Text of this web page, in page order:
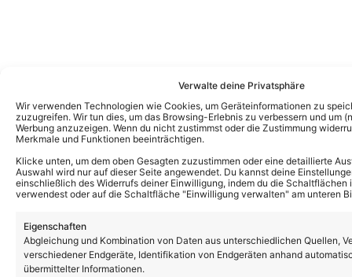
Verwalte deine Privatsphäre
Wir verwenden Technologien wie Cookies, um Geräteinformationen zu
zuzugreifen. Wir tun dies, um das Browsing-Erlebnis zu verbessern und um
Werbung anzuzeigen. Wenn du nicht zustimmst oder die Zustimmung
Merkmale und Funktionen beeinträchtigen.
Klicke unten, um dem oben Gesagten zuzustimmen oder eine detaillierte
Auswahl wird nur auf dieser Seite angewendet. Du kannst deine
einschließlich des Widerrufs deiner Einwilligung, indem du die
verwendest oder auf die Schaltfläche "Einwilligung verwalten" am unteren
Eigenschaften
Abgleichung und Kombination von Daten aus unterschiedlichen Quellen,
verschiedener Endgeräte, Identifikation von Endgeräten anhand
übermittelter Informationen.
Das könnte Euch auch interessieren: